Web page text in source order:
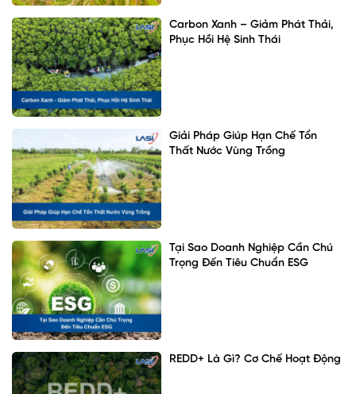
Carbon Xanh – Giảm Phát Thải,
Phục Hồi Hệ Sinh Thái
Giải Pháp Giúp Hạn Chế Tổn
Thất Nước Vùng Trồng
Tại Sao Doanh Nghiệp Cần Chú
Trọng Đến Tiêu Chuẩn ESG
REDD+ Là Gì? Cơ Chế Hoạt Động